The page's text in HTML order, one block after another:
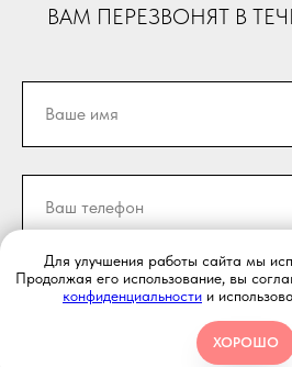
ВАМ ПЕРЕЗВОНЯТ В
ОТПРАВИТЬ
Для улучшения работы сайта мы
Продолжая его использование, вы
конфиденциальности и
ХОРОШО